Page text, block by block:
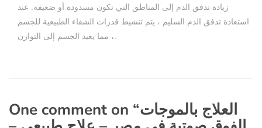
زيادة تدفق الدم إلى المناطق التي تكون مسدودة أو ضعيفة. عند
استعادة تدفق الدم السليم ، يتم تنشيط قدرات الشفاء الطبيعية للجسم
، مما يعيد الجسم إلى التوازن.
One comment on “العلاج بالموجات